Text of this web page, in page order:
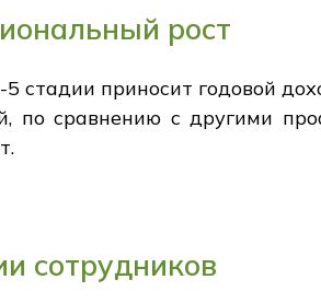
рост
стадии приносит годовой
по сравнению с другими
сотрудников